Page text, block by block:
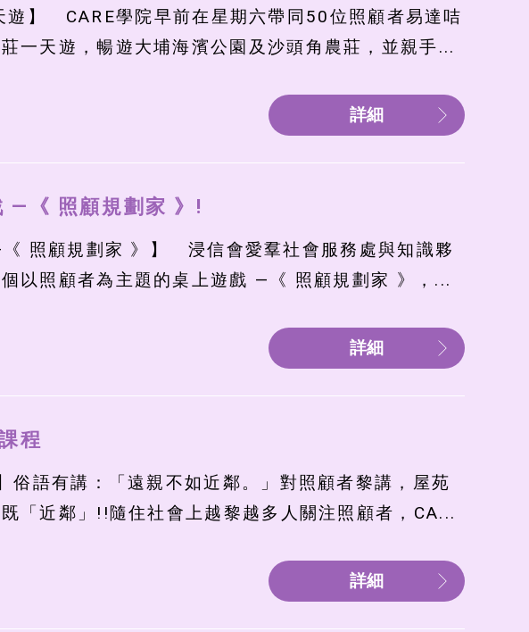
遊】 CARE學院早前在星期六帶同50位照顧者易達咭
一天遊，暢遊大埔海濱公園及沙頭角農莊，並親手...
詳細
—《 照顧規劃家 》!
《 照顧規劃家 》】 浸信會愛羣社會服務處與知識夥
以照顧者為主題的桌上遊戲 —《 照顧規劃家 》，...
詳細
程
俗語有講：「遠親不如近鄰。」對照顧者黎講，屋苑
「近鄰」!!隨住社會上越黎越多人關注照顧者，CA...
詳細